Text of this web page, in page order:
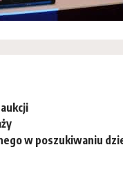
w poszukiwaniu